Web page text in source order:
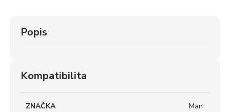
Popis
Kompatibilita
ZNAČKA Man